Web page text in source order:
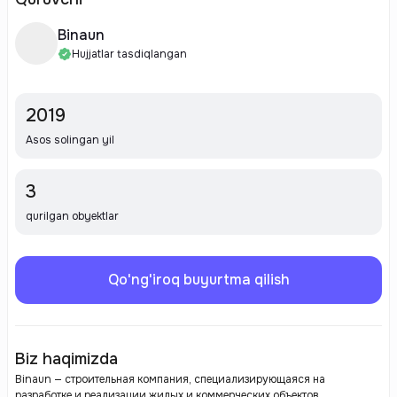
Binaun
Hujjatlar tasdiqlangan
2019
Asos solingan yil
3
qurilgan obyektlar
Qo'ng'iroq buyurtma qilish
Biz haqimizda
Binaun — строительная компания, специализирующаяся на